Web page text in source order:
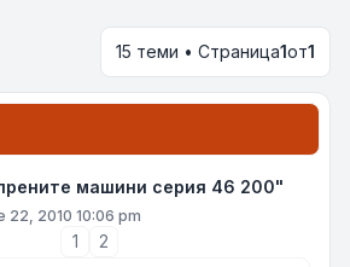
15 теми • Страница1от1
машини серия 46 200"
22, 2010 10:06 pm
1 2